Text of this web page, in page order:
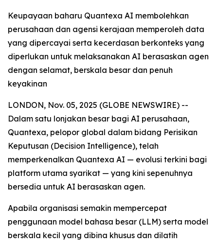
Keupayaan baharu Quantexa AI membolehkan
perusahaan dan agensi kerajaan memperoleh data
yang dipercayai serta kecerdasan berkonteks yang
diperlukan untuk melaksanakan AI berasaskan agen
dengan selamat, berskala besar dan penuh
keyakinan
LONDON, Nov. 05, 2025 (GLOBE NEWSWIRE) --
Dalam satu lonjakan besar bagi AI perusahaan,
Quantexa, pelopor global dalam bidang Perisikan
Keputusan (Decision Intelligence), telah
memperkenalkan Quantexa AI — evolusi terkini bagi
platform utama syarikat — yang kini sepenuhnya
bersedia untuk AI berasaskan agen.
Apabila organisasi semakin mempercepat
penggunaan model bahasa besar (LLM) serta model
berskala kecil yang dibina khusus dan dilatih